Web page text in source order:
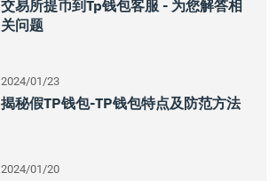
交易所提币到tp钱包客服 - 为您解答相
关问题
2024/01/23
揭秘假TP钱包-TP钱包特点及防范方法
2024/01/20